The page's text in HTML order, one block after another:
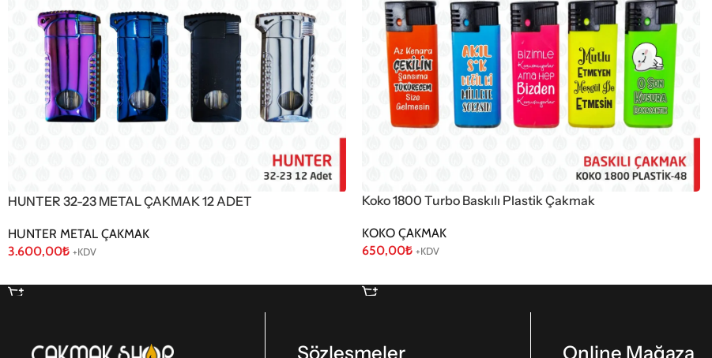
HUNTER 32-23 METAL ÇAKMAK 12 ADET
HUNTER METAL ÇAKMAK
3.600,00₺ +KDV
Koko 1800 Turbo Baskılı Plastik Çakmak
KOKO ÇAKMAK
650,00₺ +KDV
Sözleşmeler Online Mağaza